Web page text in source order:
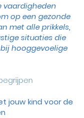
vaardigheden
op een gezonde
metalleprikkels,
situaties die
hooggevoelige
jouw kind voor de